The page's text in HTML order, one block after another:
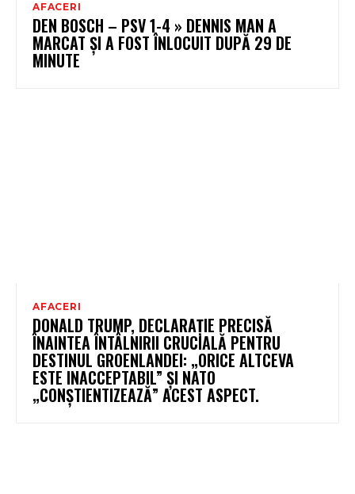
AFACERI
DEN BOSCH – PSV 1-4 » DENNIS MAN A
MARCAT ȘI A FOST ÎNLOCUIT DUPĂ 29 DE
MINUTE
AFACERI
DONALD TRUMP, DECLARAȚIE PRECISĂ
ÎNAINTEA ÎNTÂLNIRII CRUCIALĂ PENTRU
DESTINUL GROENLANDEI: „ORICE ALTCEVA
ESTE INACCEPTABIL” ȘI NATO
„CONȘTIENTIZEAZĂ” ACEST ASPECT.